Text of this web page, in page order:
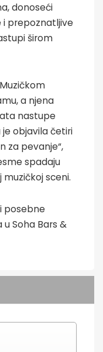
donoseći
i prepoznatljive
širom
a njena
nastupe
je objavila četiri
za pevanje“,
spadaju
sceni.
posebne
u Soha Bars &